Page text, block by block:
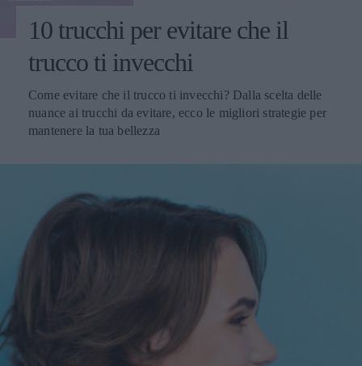
10 trucchi per evitare che il
trucco ti invecchi
Come evitare che il trucco ti invecchi? Dalla scelta delle
nuance ai trucchi da evitare, ecco le migliori strategie per
mantenere la tua bellezza